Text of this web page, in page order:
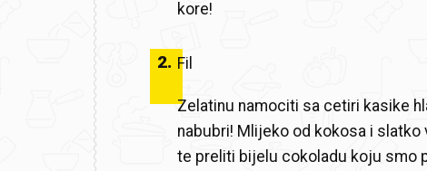
kore!
2. Fil
Zelatinu namociti sa cetiri kasike
nabubri! Mlijeko od kokosa i
te preliti bijelu cokoladu koju smo